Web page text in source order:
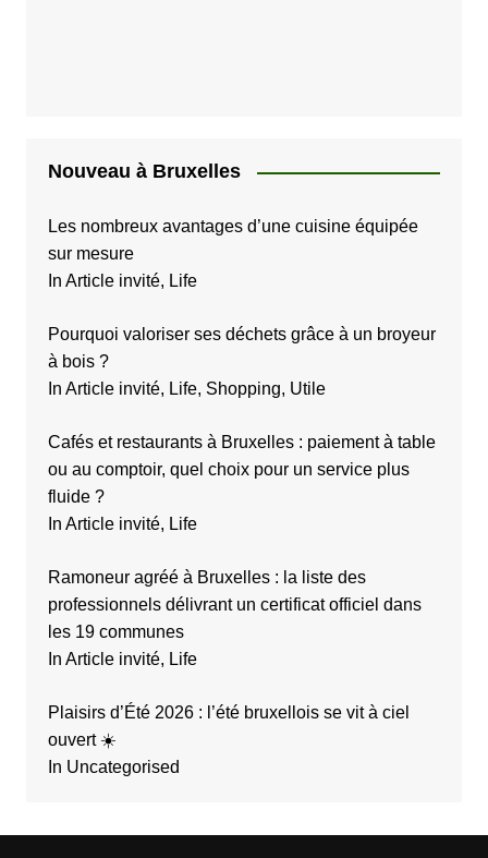
Nouveau à Bruxelles
Les nombreux avantages d’une cuisine équipée
sur mesure
In Article invité, Life
Pourquoi valoriser ses déchets grâce à un broyeur
à bois ?
In Article invité, Life, Shopping, Utile
Cafés et restaurants à Bruxelles : paiement à table
ou au comptoir, quel choix pour un service plus
fluide ?
In Article invité, Life
Ramoneur agréé à Bruxelles : la liste des
professionnels délivrant un certificat officiel dans
les 19 communes
In Article invité, Life
Plaisirs d’Été 2026 : l’été bruxellois se vit à ciel
ouvert ☀️
In Uncategorised